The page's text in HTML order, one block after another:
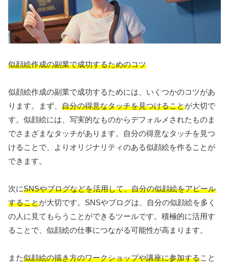
似顔絵作成の副業で成功するためのコツ
似顔絵作成の副業で成功するためには、いくつかのコツがあ
ります。まず、 自分の得意なタッチを見つけることが大切で
す。似顔絵には、写実的なものからデフォルメされたものま
でさまざまなタッチがあります。自分の得意なタッチを見つ
けることで、よりオリジナリティのある似顔絵を作ることが
できます。
次にSNSやブログなどを活用して、自分の似顔絵をアピール
することが大切です。SNSやブログは、自分の似顔絵を多く
の人に見てもらうことができるツールです。積極的に活用す
ることで、似顔絵の仕事につながる可能性が高まります。
また似顔絵の描き方のワークショップや講座に参加すること